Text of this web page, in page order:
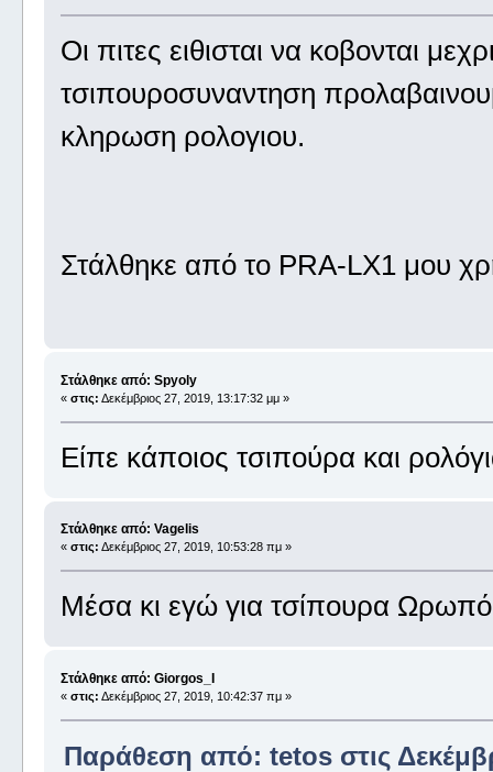
Οι πιτες ειθισται να κοβονται
τσιπουροσυναντηση
κληρωση ρολογιου.
Στάλθηκε από το PRA-LX1 μου
Στάλθηκε από: Spyoly
« στις: Δεκέμβριος 27, 2019, 13:17:32 μμ »
Είπε κάποιος τσιπούρα και
Στάλθηκε από: Vagelis
« στις: Δεκέμβριος 27, 2019, 10:53:28 πμ »
Μέσα κι εγώ για τσίπουρα
Στάλθηκε από: Giorgos_I
« στις: Δεκέμβριος 27, 2019, 10:42:37 πμ »
Παράθεση από: tetos στις